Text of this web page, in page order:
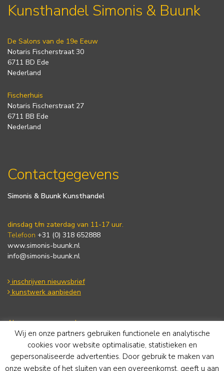
Kunsthandel Simonis & Buunk
De Salons van de 19e Eeuw
Notaris Fischerstraat 30
6711 BD Ede
Nederland
Fischerhuis
Notaris Fischerstraat 27
6711 BB Ede
Nederland
Contactgegevens
Simonis & Buunk Kunsthandel
dinsdag t/m zaterdag van 11-17 uur.
Telefoon +31 (0) 318 652888
www.simonis-buunk.nl
info@simonis-buunk.nl
inschrijven nieuwsbrief
kunstwerk aanbieden
Algemene voorwaarden
Privacy statement
Cookie Policy
Disclaimer
Wij en onze partners gebruiken functionele en analytische
cookies voor website optimalisatie, statistieken en
gepersonaliseerde advertenties. Door gebruik te maken van
onze website of het sluiten van een overeenkomst, geeft u aan